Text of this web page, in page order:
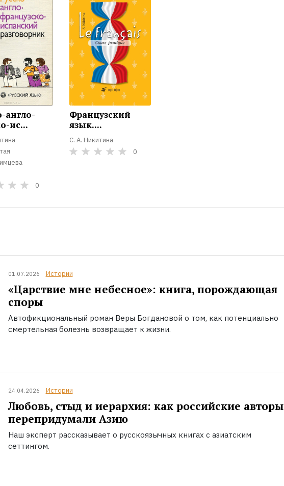
англо-
ис...
0
Французский
язык....
С. А. Никитина
0
01.07.2026 Истории
«Царствие мне небесное»: книга, порождающая
споры
Автофикциональный роман Веры Богдановой о том, как потенциально
смертельная болезнь возвращает к жизни.
24.04.2026 Истории
Любовь, стыд и иерархия: как российские авторы
перепридумали Азию
Наш эксперт рассказывает о русскоязычных книгах с азиатским
сеттингом.